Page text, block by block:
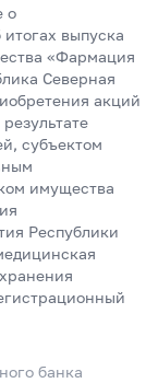
о
выпуска
«Фармация
Северная
акций
субъектом
имущества
Республики
банка